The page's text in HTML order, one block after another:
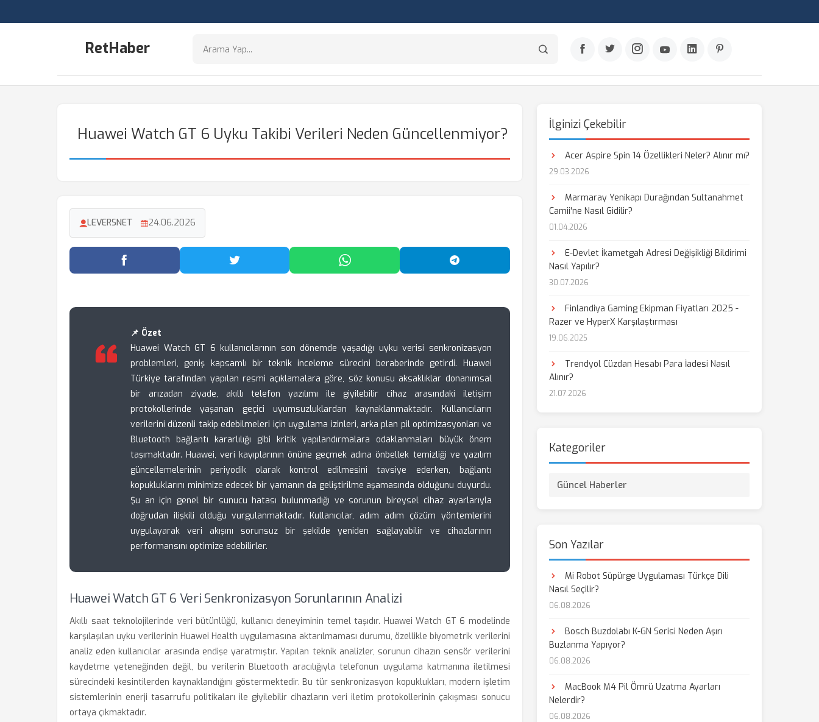
RetHaber
Huawei Watch GT 6 Uyku Takibi Verileri Neden Güncellenmiyor?
LEVERSNET 24.06.2026
Facebook'ta Paylaş Twitter'da Paylaş WhatsApp'ta Paylaş Telegram'da Paylaş
📌 Özet
Huawei Watch GT 6 kullanıcılarının son dönemde yaşadığı uyku verisi senkronizasyon
problemleri, geniş kapsamlı bir teknik inceleme sürecini beraberinde getirdi. Huawei
Türkiye tarafından yapılan resmi açıklamalara göre, söz konusu aksaklıklar donanımsal
bir arızadan ziyade, akıllı telefon yazılımı ile giyilebilir cihaz arasındaki iletişim
protokollerinde yaşanan geçici uyumsuzluklardan kaynaklanmaktadır. Kullanıcıların
verilerini düzenli takip edebilmeleri için uygulama izinleri, arka plan pil optimizasyonları ve
Bluetooth bağlantı kararlılığı gibi kritik yapılandırmalara odaklanmaları büyük önem
taşımaktadır. Huawei, veri kayıplarının önüne geçmek adına önbellek temizliği ve yazılım
güncellemelerinin periyodik olarak kontrol edilmesini tavsiye ederken, bağlantı
kopukluklarını minimize edecek bir yamanın da geliştirilme aşamasında olduğunu duyurdu.
Şu an için genel bir sunucu hatası bulunmadığı ve sorunun bireysel cihaz ayarlarıyla
doğrudan ilişkili olduğu vurgulanmaktadır. Kullanıcılar, adım adım çözüm yöntemlerini
uygulayarak veri akışını sorunsuz bir şekilde yeniden sağlayabilir ve cihazlarının
performansını optimize edebilirler.
Huawei Watch GT 6 Veri Senkronizasyon Sorunlarının Analizi
Akıllı saat teknolojilerinde veri bütünlüğü, kullanıcı deneyiminin temel taşıdır. Huawei Watch GT 6 modelinde
karşılaşılan uyku verilerinin Huawei Health uygulamasına aktarılmaması durumu, özellikle biyometrik verilerini
analiz eden kullanıcılar arasında endişe yaratmıştır. Yapılan teknik analizler, sorunun cihazın sensör verilerini
kaydetme yeteneğinden değil, bu verilerin Bluetooth aracılığıyla telefonun uygulama katmanına iletilmesi
sürecindeki kesintilerden kaynaklandığını göstermektedir. Bu tür senkronizasyon kopuklukları, modern işletim
sistemlerinin enerji tasarrufu politikaları ile giyilebilir cihazların veri iletim protokollerinin çakışması sonucu
ortaya çıkmaktadır.
İlginizi Çekebilir
Acer Aspire Spin 14 Özellikleri Neler? Alınır mı?
29.03.2026
Marmaray Yenikapı Durağından Sultanahmet
Camii'ne Nasıl Gidilir?
01.04.2026
E-Devlet İkametgah Adresi Değişikliği Bildirimi
Nasıl Yapılır?
30.07.2026
Finlandiya Gaming Ekipman Fiyatları 2025 -
Razer ve HyperX Karşılaştırması
19.06.2025
Trendyol Cüzdan Hesabı Para İadesi Nasıl
Alınır?
21.07.2026
Kategoriler
Güncel Haberler
Son Yazılar
Mi Robot Süpürge Uygulaması Türkçe Dili
Nasıl Seçilir?
06.08.2026
Bosch Buzdolabı K-GN Serisi Neden Aşırı
Buzlanma Yapıyor?
06.08.2026
MacBook M4 Pil Ömrü Uzatma Ayarları
Nelerdir?
06.08.2026